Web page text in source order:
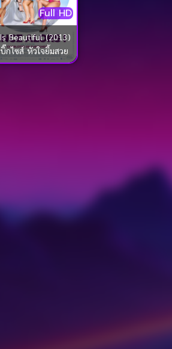
Full HD
Beautiful (2013)
กไซส์ หัวใจยิ้มสวย